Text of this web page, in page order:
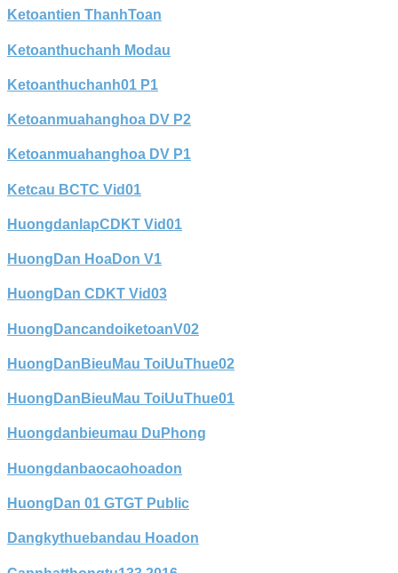
Ketoantien ThanhToan
Ketoanthuchanh Modau
Ketoanthuchanh01 P1
Ketoanmuahanghoa DV P2
Ketoanmuahanghoa DV P1
Ketcau BCTC Vid01
HuongdanlapCDKT Vid01
HuongDan HoaDon V1
HuongDan CDKT Vid03
HuongDancandoiketoanV02
HuongDanBieuMau ToiUuThue02
HuongDanBieuMau ToiUuThue01
Huongdanbieumau DuPhong
Huongdanbaocaohoadon
HuongDan 01 GTGT Public
Dangkythuebandau Hoadon